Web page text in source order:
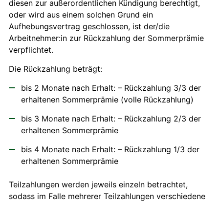
diesen zur außerordentlichen Kündigung berechtigt,
oder wird aus einem solchen Grund ein
Aufhebungsvertrag geschlossen, ist der/die
Arbeitnehmer:in zur Rückzahlung der Sommerprämie
verpflichtet.
Die Rückzahlung beträgt:
bis 2 Monate nach Erhalt: – Rückzahlung 3/3 der
erhaltenen Sommerprämie (volle Rückzahlung)
bis 3 Monate nach Erhalt: – Rückzahlung 2/3 der
erhaltenen Sommerprämie
bis 4 Monate nach Erhalt: – Rückzahlung 1/3 der
erhaltenen Sommerprämie
Teilzahlungen werden jeweils einzeln betrachtet,
sodass im Falle mehrerer Teilzahlungen verschiedene